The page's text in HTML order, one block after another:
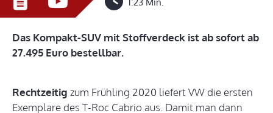
1:23 Min.
Das Kompakt-SUV mit Stoffverdeck ist ab sofort ab
27.495 Euro bestellbar.
Rechtzeitig zum Frühling 2020 liefert VW die ersten
Exemplare des T-Roc Cabrio aus. Damit man dann